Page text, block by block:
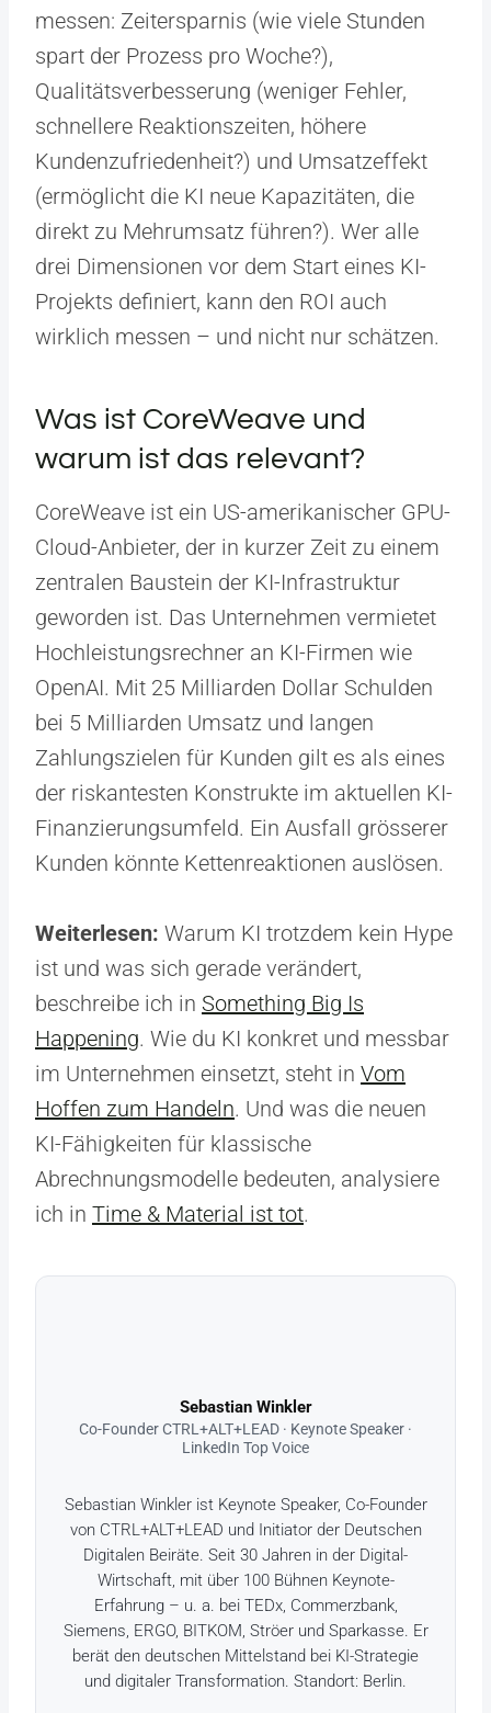
messen: Zeitersparnis (wie viele Stunden
spart der Prozess pro Woche?),
Qualitätsverbesserung (weniger Fehler,
schnellere Reaktionszeiten, höhere
Kundenzufriedenheit?) und Umsatzeffekt
(ermöglicht die KI neue Kapazitäten, die
direkt zu Mehrumsatz führen?). Wer alle
drei Dimensionen vor dem Start eines KI-
Projekts definiert, kann den ROI auch
wirklich messen – und nicht nur schätzen.
Was ist CoreWeave und
warum ist das relevant?
CoreWeave ist ein US-amerikanischer GPU-
Cloud-Anbieter, der in kurzer Zeit zu einem
zentralen Baustein der KI-Infrastruktur
geworden ist. Das Unternehmen vermietet
Hochleistungsrechner an KI-Firmen wie
OpenAI. Mit 25 Milliarden Dollar Schulden
bei 5 Milliarden Umsatz und langen
Zahlungszielen für Kunden gilt es als eines
der riskantesten Konstrukte im aktuellen KI-
Finanzierungsumfeld. Ein Ausfall grösserer
Kunden könnte Kettenreaktionen auslösen.
Weiterlesen: Warum KI trotzdem kein Hype
ist und was sich gerade verändert,
beschreibe ich in Something Big Is
Happening. Wie du KI konkret und messbar
im Unternehmen einsetzt, steht in Vom
Hoffen zum Handeln. Und was die neuen
KI-Fähigkeiten für klassische
Abrechnungsmodelle bedeuten, analysiere
ich in Time & Material ist tot.
Sebastian Winkler
Co-Founder CTRL+ALT+LEAD · Keynote Speaker ·
LinkedIn Top Voice
Sebastian Winkler ist Keynote Speaker, Co-Founder
von CTRL+ALT+LEAD und Initiator der Deutschen
Digitalen Beiräte. Seit 30 Jahren in der Digital-
Wirtschaft, mit über 100 Bühnen Keynote-
Erfahrung – u. a. bei TEDx, Commerzbank,
Siemens, ERGO, BITKOM, Ströer und Sparkasse. Er
berät den deutschen Mittelstand bei KI-Strategie
und digitaler Transformation. Standort: Berlin.